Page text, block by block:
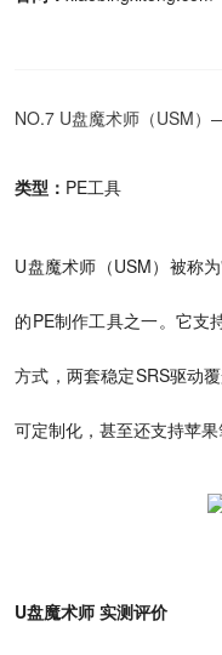
NO.7 U盘魔术师（USM
类型： PE工具
U盘魔术师（USM）被称
的PE制作工具之一。它支
方式，两套稳定SRS驱动
可定制化，甚至还支持苹果
U盘魔术师 实测评价